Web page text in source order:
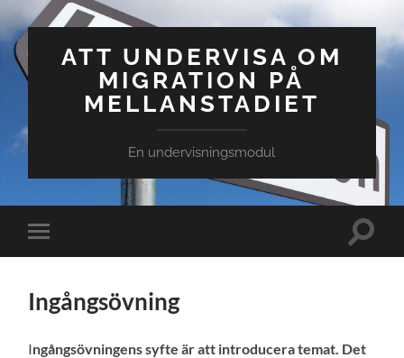
ATT UNDERVISA OM
MIGRATION PÅ
MELLANSTADIET
En undervisningsmodul
Slå
på/av
Slå
Ingångsövning
Ingångsövningens syfte är att introducera temat. Det